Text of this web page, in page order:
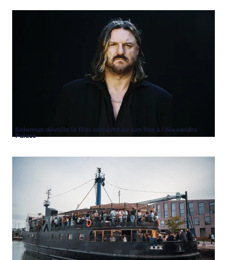
Solomun dévoile le film complet de son live à l’Alexandra
Palace